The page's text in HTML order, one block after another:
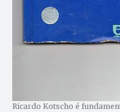
Ricardo Kotscho é